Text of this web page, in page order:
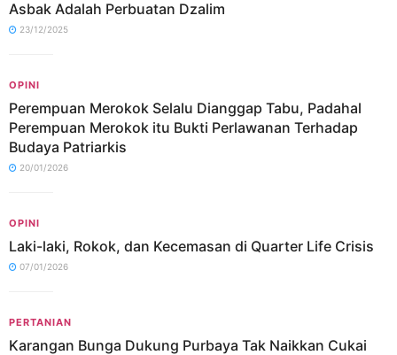
Asbak Adalah Perbuatan Dzalim
23/12/2025
OPINI
Perempuan Merokok Selalu Dianggap Tabu, Padahal
Perempuan Merokok itu Bukti Perlawanan Terhadap
Budaya Patriarkis
20/01/2026
OPINI
Laki-laki, Rokok, dan Kecemasan di Quarter Life Crisis
07/01/2026
PERTANIAN
Karangan Bunga Dukung Purbaya Tak Naikkan Cukai